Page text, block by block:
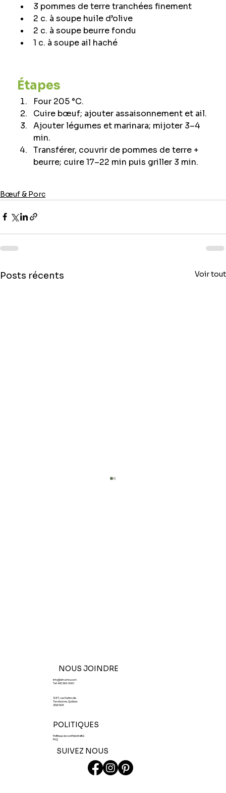
3 pommes de terre tranchées finement
2 c. à soupe huile d’olive
2 c. à soupe beurre fondu
1 c. à soupe ail haché
Étapes
Four 205 °C.
Cuire bœuf; ajouter assaisonnement et ail.
Ajouter légumes et marinara; mijoter 3–4
min.
Transférer, couvrir de pommes de terre +
beurre; cuire 17–22 min puis griller 3 min.
Bœuf & Porc
Posts récents Voir tout
NOUS JOINDRE
info@elmamia.com
Tel:450 569-8001
1287, rue Nationale
Terrebonne, Québec
J6W 6H8
POLITIQUES
Politique de confidentialité
FAQ
SUIVEZ NOUS